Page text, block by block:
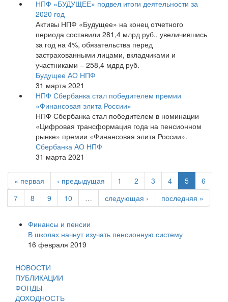
НПФ «БУДУЩЕЕ» подвел итоги деятельности за
2020 год
Активы НПФ «Будущее» на конец отчетного
периода составили 281,4 млрд руб., увеличившись
за год на 4%, обязательства перед
застрахованными лицами, вкладчиками и
участниками – 258,4 мдрд руб.
Будущее АО НПФ
31 марта 2021
НПФ Сбербанка стал победителем премии
«Финансовая элита России»
НПФ Сбербанка стал победителем в номинации
«Цифровая трансформация года на пенсионном
рынке» премии «Финансовая элита России».
Сбербанка АО НПФ
31 марта 2021
« первая ‹ предыдущая 1 2 3 4 5
6
7
8 9 10 … следующая › последняя »
Финансы и пенсии
В школах начнут изучать пенсионную систему
16 февраля 2019
НОВОСТИ
ПУБЛИКАЦИИ
ФОНДЫ
ДОХОДНОСТЬ